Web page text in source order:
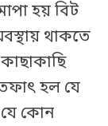
হয় বিট
থাকতে
হল যে
কোন